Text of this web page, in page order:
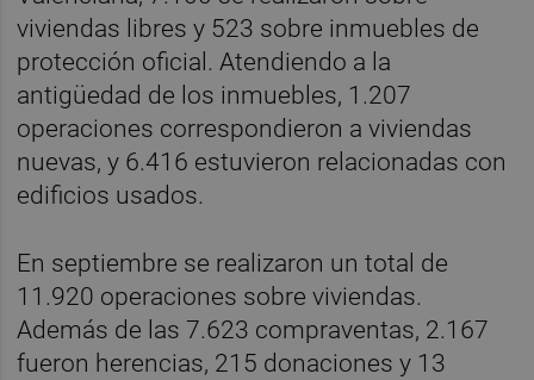
viviendas libres y 523 sobre inmuebles de
protección oficial. Atendiendo a la
antigüedad de los inmuebles, 1.207
operaciones correspondieron a viviendas
nuevas, y 6.416 estuvieron relacionadas con
edificios usados.
En septiembre se realizaron un total de
11.920 operaciones sobre viviendas.
Además de las 7.623 compraventas, 2.167
fueron herencias, 215 donaciones y 13